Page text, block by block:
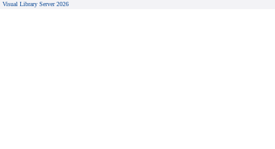
Visual Library Server 2026